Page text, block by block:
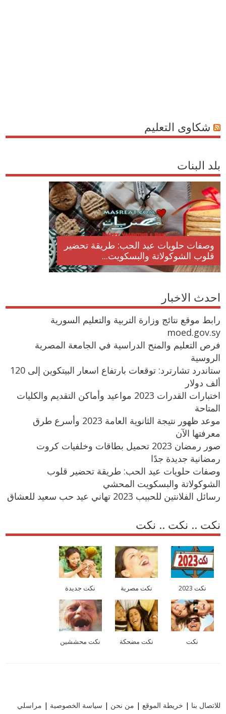
شكاوى التعليم
بلد البنات
وصفات حلويات عيد الحب: طريقة تحضير
قلوب الشوكولاتة والبسكويت...
احدث الاخبار
رابط موقع نتائج وزارة التربية والتعليم السورية
moed.gov.sy
فرص التعليم والمنح الدراسية في الجامعة المصرية
الروسية
ستاندرد تشارترد: توقعات بارتفاع اسعار البيتكوين إلى 120
ألف دولار
اختبارات القدرات 2023 مواعيد وأماكن التقديم والكليات
المتاحة
موعد ظهور نتيجة الثانوية العامة 2023 وأسرع طرق
معرفتها الآن
صور رمضان 2023 تحميل بطاقات وخلفيات كروت
رمضانية جديدة جدًا
وصفات حلويات عيد الحب: طريقة تحضير قلوب
الشوكولاتة والبسكويت المحشي
رسائل الفلانتين للحبيب 2023 تهاني عيد حب سعيد للعشاق
نكت .. نكت .. نكت
نكت 2023 نكت مصرية نكت جديدة
نكت نكت مضحكة نكت محششين
للاتصال بنا | خريطة الموقع | من نحن | سياسة الخصوصية | مراسلي